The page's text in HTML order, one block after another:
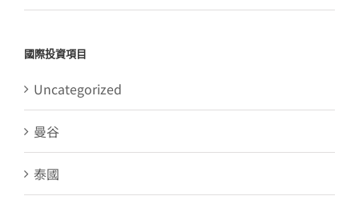
國際投資項目
Uncategorized
曼谷
泰國